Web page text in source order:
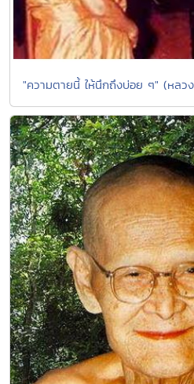
"ความตายนี้ ให้นึกถึงบ่อย ๆ" (หลว